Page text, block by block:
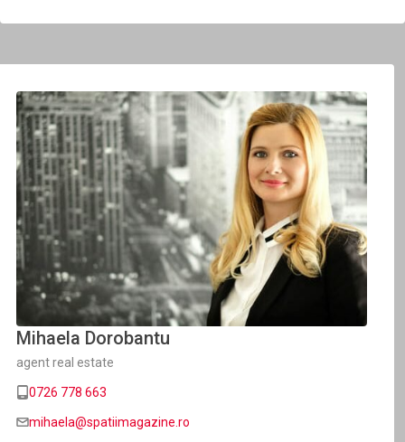
Mihaela Dorobantu
agent real estate
0726 778 663
mihaela@spatiimagazine.ro